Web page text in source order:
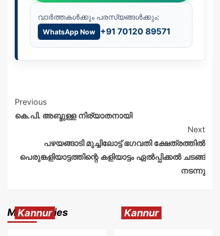
വാർത്തകൾക്കും പരസ്യങ്ങൾക്കും:
WhatsApp Now +91 70120 89571
Previous
കെ.പി. അബ്ദുള്ള നിര്യാതനായി
Next
പഴയങ്ങാടി മുച്ചിലോട്ട് ഭഗവതി ക്ഷേത്രത്തിൽ
പെരുങ്കളിയാട്ടത്തിന്റെ കളിയാട്ടം ഏൽപ്പിക്കൽ ചടങ്ങ്
നടന്നു
More Stories
Kannur Kannur